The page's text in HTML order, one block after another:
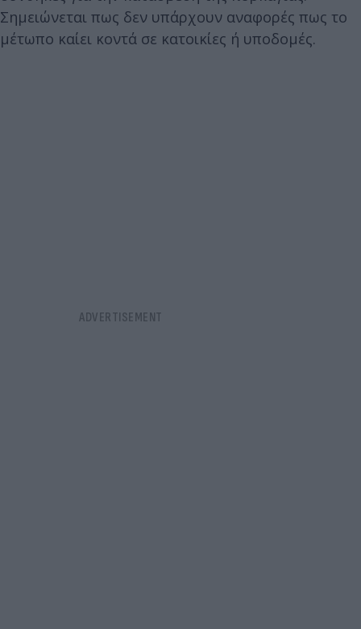
Σημειώνεται πως δεν υπάρχουν αναφορές πως το
μέτωπο καίει κοντά σε κατοικίες ή υποδομές.